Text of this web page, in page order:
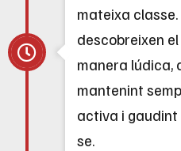
mateixa
descobreixen
manera lúdica,
mantenint
activa i
se.